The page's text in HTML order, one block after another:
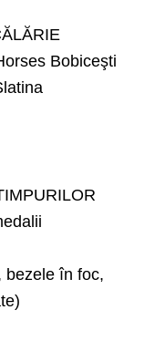
Bobiceşti
bezele în foc,